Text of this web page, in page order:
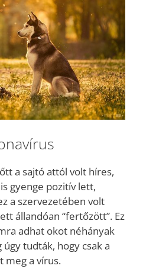
a sajtó attól volt híres,
gyenge pozitív lett,
a szervezetében volt
állandóan “fertőzött”. Ez
adhat okot néhányak
tudták, hogy csak a
meg a vírus.